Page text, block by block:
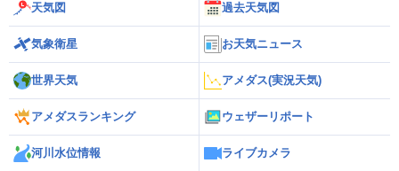
天気図 過去天気図
気象衛星 お天気ニュース
世界天気 アメダス(実況天気)
アメダスランキング ウェザーリポート
河川水位情報 ライブカメラ